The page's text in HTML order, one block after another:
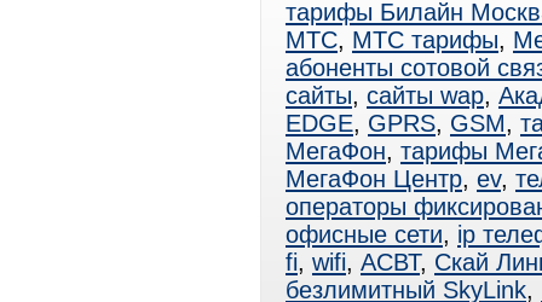
тарифы Билайн
МТС, МТС тарифы,
абоненты сотовой
сайты, сайты wap,
EDGE, GPRS, GSM,
МегаФон, тарифы
МегаФон Центр, ev,
операторы
офисные сети, ip
fi, wifi, АСВТ, Скай
безлимитный SkyLink,